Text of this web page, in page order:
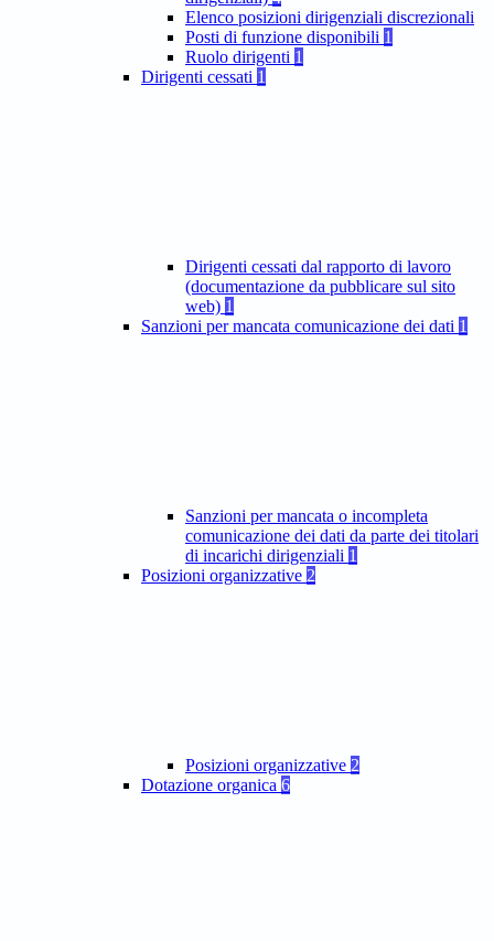
Elenco posizioni dirigenziali discrezionali
Posti di funzione disponibili 1
Ruolo dirigenti 1
Dirigenti cessati 1
Dirigenti cessati dal rapporto di lavoro
(documentazione da pubblicare sul sito
web) 1
Sanzioni per mancata comunicazione dei dati 1
Sanzioni per mancata o incompleta
comunicazione dei dati da parte dei titolari
di incarichi dirigenziali 1
Posizioni organizzative 2
Posizioni organizzative 2
Dotazione organica 6